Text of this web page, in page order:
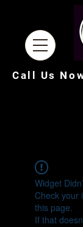
Call Us
Widget
Check your
this page.
If that